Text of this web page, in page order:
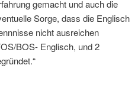
gemacht und auch die
Sorge, dass die Englisch
nicht ausreichen
BOS- Englisch, und 2